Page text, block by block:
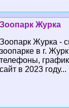
Зоопарк Журка
Зоопарк Журка -
зоопарке в г.
телефоны,
сайт в 2023 году...